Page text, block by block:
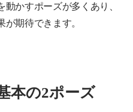
かすポーズが多くあり、
期待できます。
本の2ポーズ